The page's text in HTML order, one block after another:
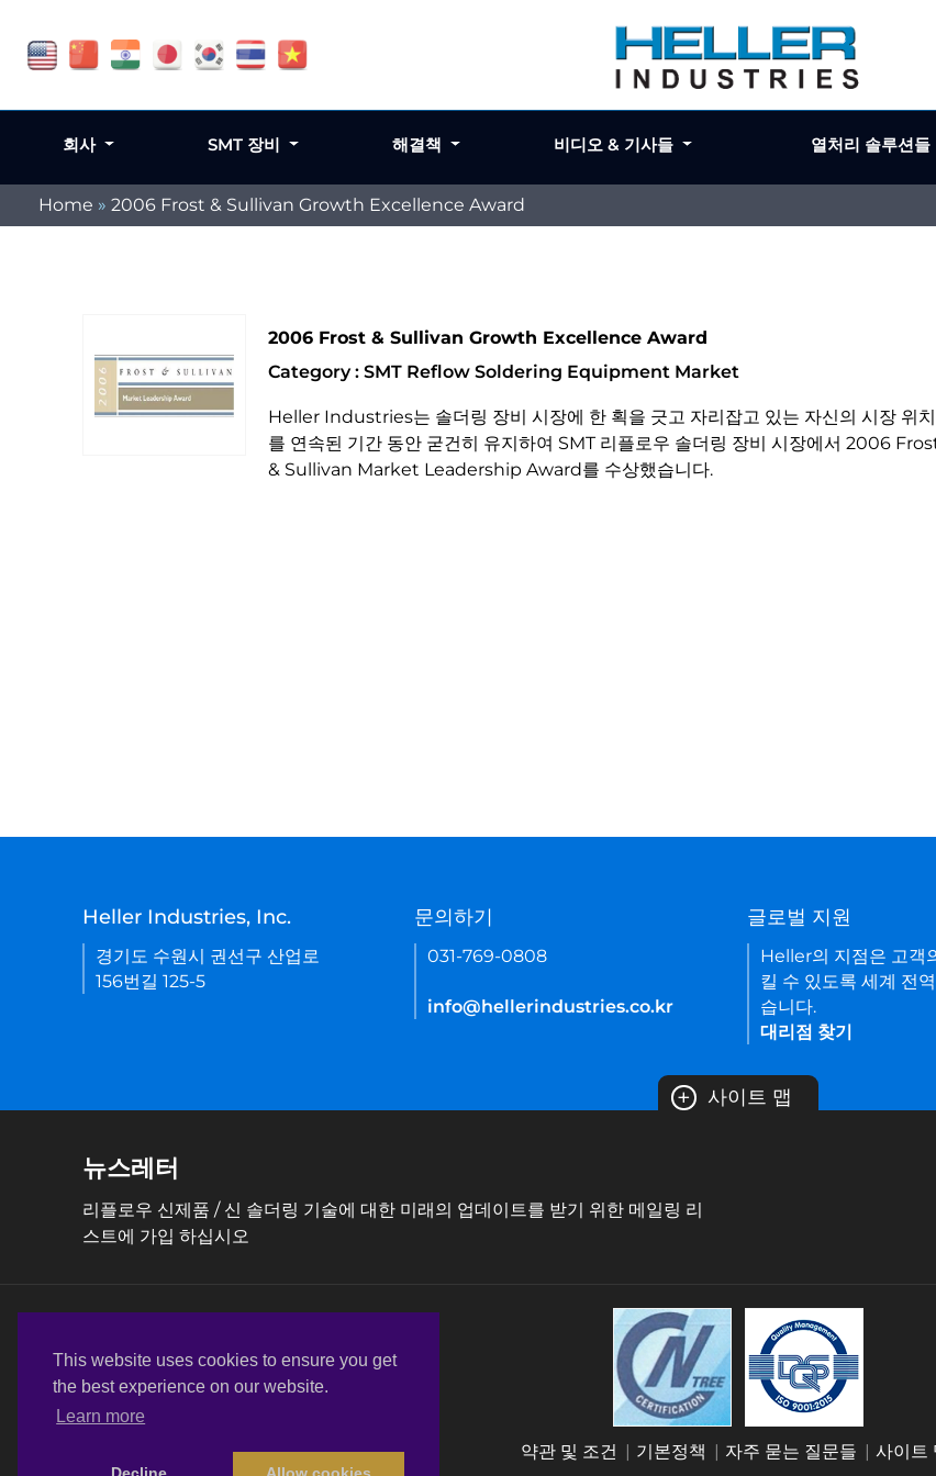
This website uses cookies to ensure you get
the best experience on our website.
Learn more
Home » 2006 Frost & Sullivan Growth Excellence Award
2006 Frost & Sullivan Growth Excellence Award
Category : SMT Reflow Soldering Equipment Market
Heller Industries는 솔더링 장비 시장에 한 획을 긋고 자리잡고 있는 자신의 시장 위치
를 연속된 기간 동안 굳건히 유지하여 SMT 리플로우 솔더링 장비 시장에서 2006
& Sullivan Market Leadership Award를 수상했습니다.
회사 SMT 장비 해결책 비디오 & 기사들 열처리 솔루션들
Heller Industries, Inc.
경기도 수원시 권선구 산업로
156번길 125-5
문의하기
031-769-0808
info@hellerindustries.co.kr
글로벌 지원
Heller의 지점은 고객
킬 수 있도록 세계 전
습니다.
대리점 찾기
+ 사이트 맵
뉴스레터
리플로우 신제품 / 신 솔더링 기술에 대한 미래의 업데이트를 받기 위한 메일링 리
스트에 가입 하십시오
약관 및 조건 기본정책 자주 묻는 질문들 사이트